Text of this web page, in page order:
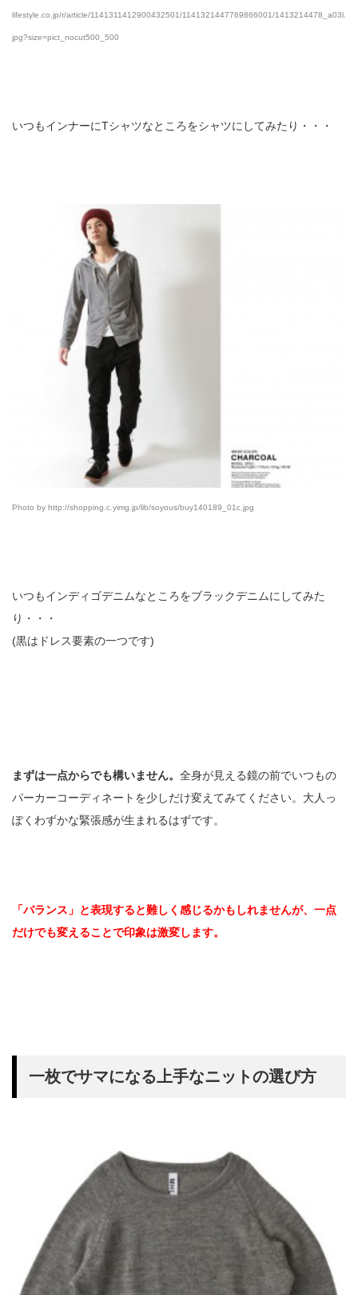
lifestyle.co.jp/r/article/1141311412900432501/1141321447769866001/1413214478_a03l.
jpg?size=pict_nocut500_500
いつもインナーにTシャツなところをシャツにしてみたり・・・
Photo by http://shopping.c.yimg.jp/lib/soyous/buy140189_01c.jpg
いつもインディゴデニムなところをブラックデニムにしてみた
り・・・
(黒はドレス要素の一つです)
まずは一点からでも構いません。 全身が見える鏡の前でいつもの
パーカーコーディネートを少しだけ変えてみてください。大人っ
ぽくわずかな緊張感が生まれるはずです。
「バランス」と表現すると難しく感じるかもしれませんが、一点
だけでも変えることで印象は激変します。
一枚でサマになる上手なニットの選び方